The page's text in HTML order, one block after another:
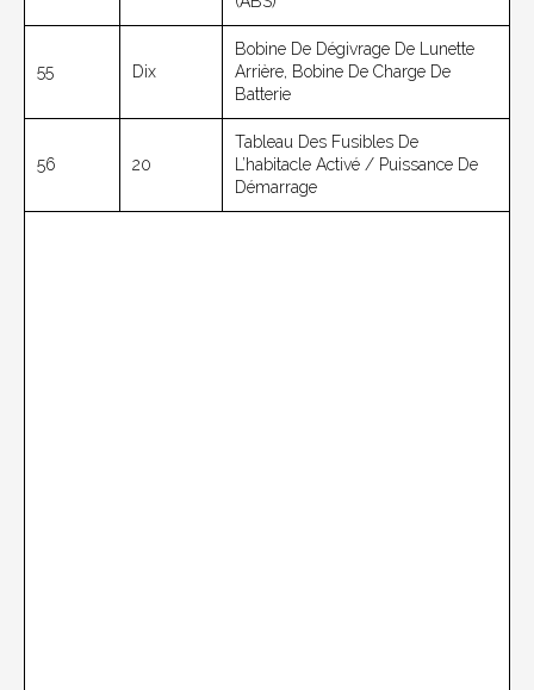
55 Dix
Bobine De Dégivrage De Lunette
Arrière, Bobine De Charge De
Batterie
56 20
Tableau Des Fusibles De
L’habitacle Activé / Puissance De
Démarrage